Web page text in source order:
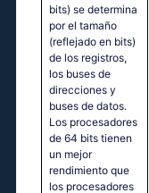
bits) se determina
por el tamaño
(reflejado en bits)
de los registros,
los buses de
direcciones y
buses de datos.
Los procesadores
de 64 bits tienen
un mejor
rendimiento que
los procesadores